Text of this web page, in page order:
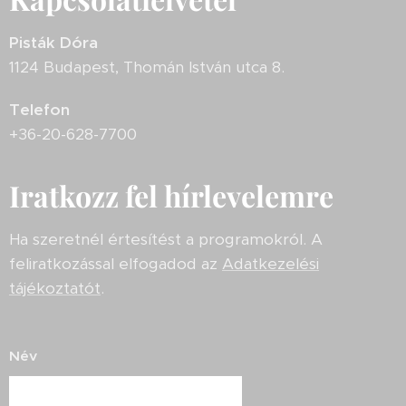
Pisták Dóra
1124 Budapest, Thomán István utca 8.
Telefon
+36-20-628-7700
Iratkozz fel hírlevelemre
Ha szeretnél értesítést a programokról. A
feliratkozással elfogadod az Adatkezelési
tájékoztatót.
Név